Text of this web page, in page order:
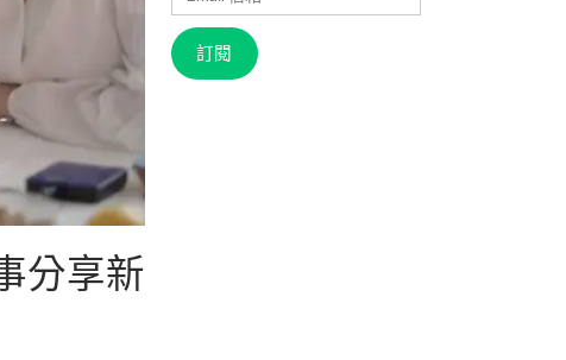
分享新
信
箱
訂閱